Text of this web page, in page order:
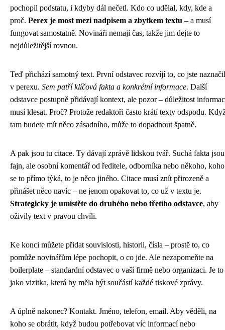
pochopil podstatu, i kdyby dál nečetl. Kdo co udělal, kdy, kde a
proč. Perex je most mezi nadpisem a zbytkem textu – a musí
fungovat samostatně. Novináři nemají čas, takže jim dejte to
nejdůležitější rovnou.
Teď přichází samotný text. První odstavec rozvíjí to, co jste
v perexu. Sem patří klíčová fakta a konkrétní informace. Další
odstavce postupně přidávají kontext, ale pozor – důležitost
musí klesat. Proč? Protože redaktoři často krátí texty odspodu.
tam budete mít něco zásadního, může to dopadnout špatně.
A pak jsou tu citace. Ty dávají zprávě lidskou tvář. Suchá fakta jsou
fajn, ale osobní komentář od ředitele, odborníka nebo někoho, koho
se to přímo týká, to je něco jiného. Citace musí znít přirozeně a
přinášet něco navíc – ne jenom opakovat to, co už v textu je.
Strategicky je umístěte do druhého nebo třetího odstavce, aby
oživily text v pravou chvíli.
Ke konci můžete přidat souvislosti, historii, čísla – prostě to, co
pomůže novinářům lépe pochopit, o co jde. Ale nezapomeňte na
boilerplate – standardní odstavec o vaší firmě nebo organizaci. Je to
jako vizitka, která by měla být součástí každé tiskové zprávy.
A úplně nakonec? Kontakt. Jméno, telefon, email. Aby věděli, na
koho se obrátit, když budou potřebovat víc informací nebo